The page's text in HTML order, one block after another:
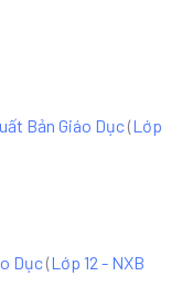
Bản Giáo Dục(Lớp
Dục(Lớp 12 - NXB